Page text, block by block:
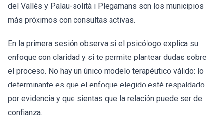
del Vallès y Palau-solità i Plegamans son los municipios
más próximos con consultas activas.
En la primera sesión observa si el psicólogo explica su
enfoque con claridad y si te permite plantear dudas sobre
el proceso. No hay un único modelo terapéutico válido: lo
determinante es que el enfoque elegido esté respaldado
por evidencia y que sientas que la relación puede ser de
confianza.